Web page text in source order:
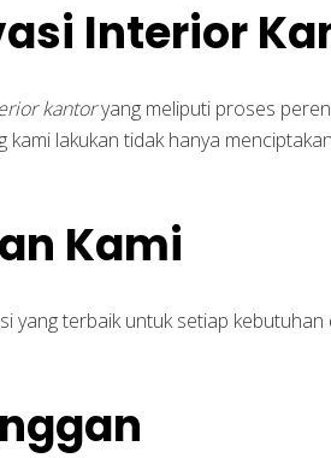
Interior
kantoryang meliputi proses
kami lakukan tidak hanya
Kami
yang terbaik untuk setiap